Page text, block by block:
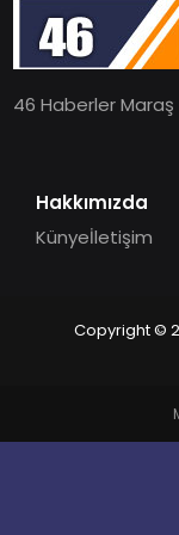
EĞITIM
MAGAZIN
YAŞAM
46 Haberler
Hakkımızda
Künyeİletişim
Copyright ©